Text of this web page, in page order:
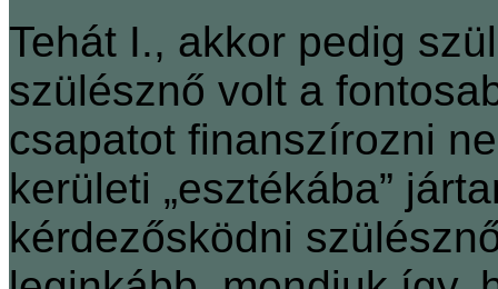
Tehát I., akkor pedig
szülésznő volt a
csapatot finanszírozni
kerületi „esztékába”
kérdezősködni